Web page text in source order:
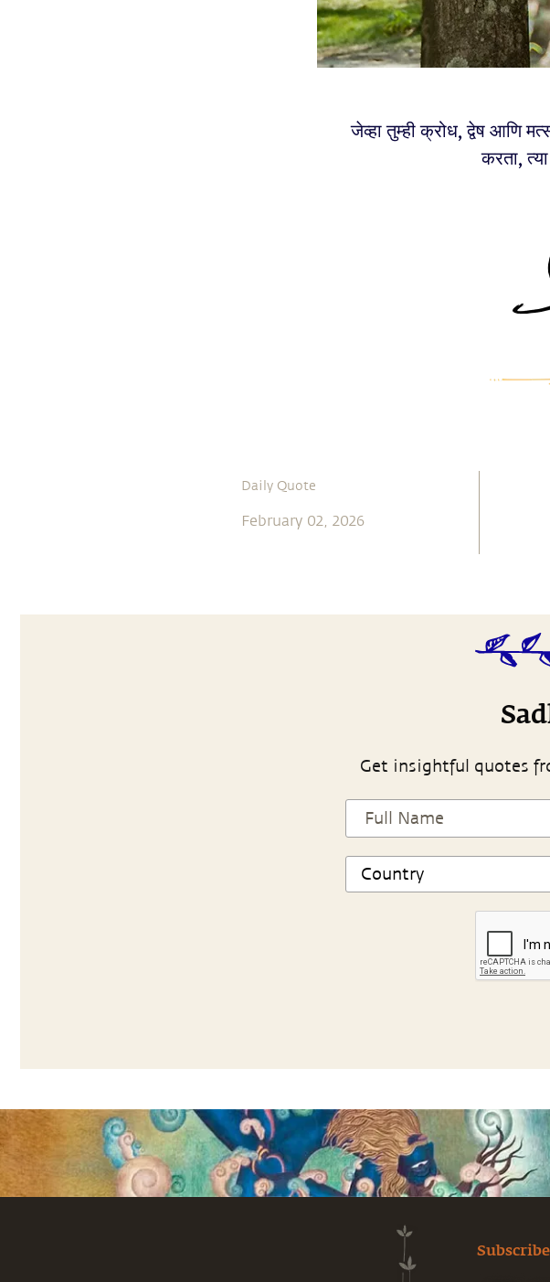
जेव्हा तुम्ही क्रोध, द्वेष आणि
करता,
Daily Quote
February 02, 2026
Get insightful quotes
Subscribe